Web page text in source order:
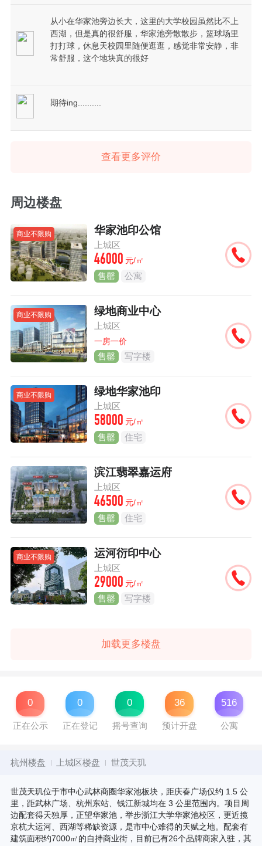
从小在华家池旁边长大，这里的大学校园虽然比不上
西湖，但是真的很舒服，华家池旁散散步，篮球场里
打打球，休息天校园里随便逛逛，感觉非常安静，非
常舒服，这个地块真的很好
期待ing..........
查看更多评价
周边楼盘
商业不限购 华家池印公馆
上城区
46000 元/㎡
售罄 公寓
商业不限购 绿地商业中心
上城区
一房一价
售罄 写字楼
商业不限购 绿地华家池印
上城区
58000 元/㎡
售罄 住宅
滨江翡翠嘉运府
上城区
46500 元/㎡
售罄 住宅
商业不限购 运河衍印中心
上城区
29000 元/㎡
售罄 写字楼
加载更多楼盘
0
正在公示
0
正在登记
0
摇号查询
36
预计开盘
516
公寓
杭州楼盘 上城区楼盘 世茂天玑
世茂天玑位于市中心武林商圈华家池板块，距庆春广场仅约 1.5 公
里，距武林广场、杭州东站、钱江新城均在 3 公里范围内。项目周
边配套得天独厚，正望华家池，举步浙江大学华家池校区，更近揽
京杭大运河、西湖等稀缺资源，是市中心难得的天赋之地。配套有
建筑面积约7000㎡的自持商业街，目前已有26个品牌商家入驻，其